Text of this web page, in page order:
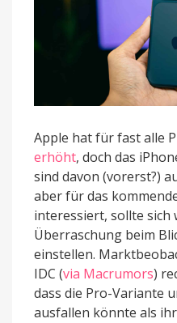
Apple hat für fast alle
erhöht, doch das
sind davon (vorerst?)
aber für das
interessiert, sollte sich
Überraschung beim
einstellen.
IDC (via Macrumors)
dass die Pro-Variante
ausfallen könnte als